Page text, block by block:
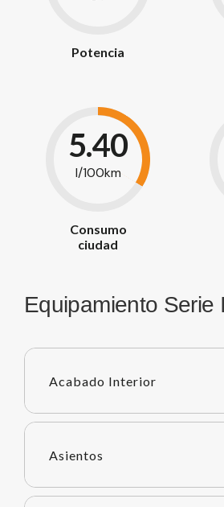
Potencia
5.40
l/100km
Consumo
ciudad
Equipamiento Serie
Acabado Interior
Asientos